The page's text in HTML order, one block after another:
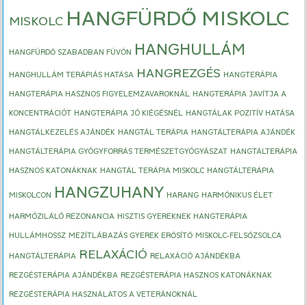
MISKOLC HANGFÜRDŐ MISKOLC
HANGFÜRDŐ SZABADBAN FÜVÖN HANGHULLÁM
HANGHULLÁM TERÁPIÁS HATÁSA HANGREZGÉS HANGTERÁPIA
HANGTERÁPIA HASZNOS FIGYELEMZAVAROKNÁL HANGTERÁPIA JAVÍTJA A
KONCENTRÁCIÓT HANGTERÁPIA JÓ KIÉGÉSNÉL HANGTÁLAK POZITÍV HATÁSA
HANGTÁLKEZELÉS AJÁNDÉK HANGTÁL TERÁPIA HANGTÁLTERÁPIA AJÁNDÉK
HANGTÁLTERÁPIA GYÓGYFORRÁS TERMÉSZETGYÓGYÁSZAT HANGTÁLTERÁPIA
HASZNOS KATONÁKNAK HANGTÁL TERÁPIA MISKOLC HANGTÁLTERÁPIA
MISKOLCON HANGZUHANY HARANG HARMÓNIKUS ÉLET
HARMÓZILÁLÓ REZONANCIA HISZTIS GYEREKNEK HANGTERÁPIA
HULLÁMHOSSZ MEZÍTLÁBAZÁS GYEREK ERŐSÍTŐ MISKOLC-FELSŐZSOLCA
HANGTÁLTERÁPIA RELAXÁCIÓ RELAXÁCIÓ AJÁNDÉKBA
REZGÉSTERÁPIA AJÁNDÉKBA REZGÉSTERÁPIA HASZNOS KATONÁKNAK
REZGÉSTERÁPIA HASZNÁLATOS A VETERÁNOKNÁL